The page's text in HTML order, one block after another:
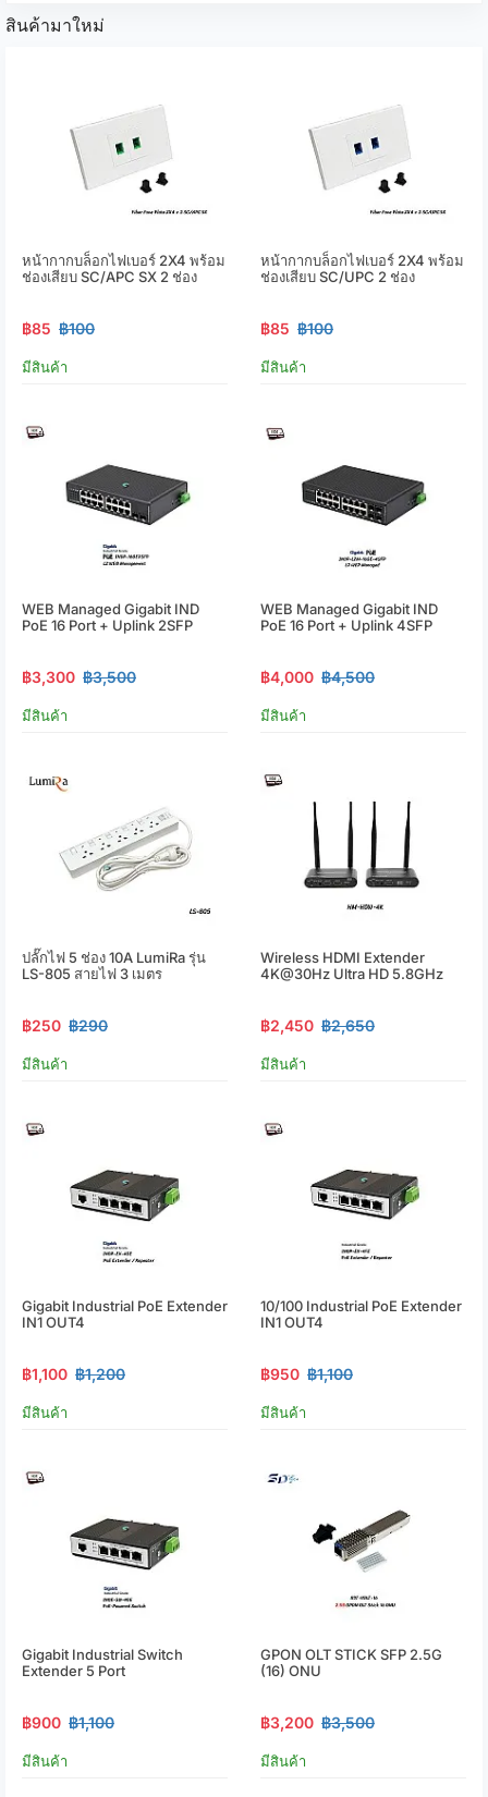
สินค้ามาใหม่
หน้ากากบล็อกไฟเบอร์ 2X4 พร้อม
ช่องเสียบ SC/APC SX 2 ช่อง
฿85 ฿100
มีสินค้า
หน้ากากบล็อกไฟเบอร์ 2X4 พร้อม
ช่องเสียบ SC/UPC 2 ช่อง
฿85 ฿100
มีสินค้า
WEB Managed Gigabit IND
PoE 16 Port + Uplink 2SFP
฿3,300 ฿3,500
มีสินค้า
WEB Managed Gigabit IND
PoE 16 Port + Uplink 4SFP
฿4,000 ฿4,500
มีสินค้า
ปลั๊กไฟ 5 ช่อง 10A LumiRa รุ่น
LS-805 สายไฟ 3 เมตร
฿250 ฿290
มีสินค้า
Wireless HDMI Extender
4K@30Hz Ultra HD 5.8GHz
฿2,450 ฿2,650
มีสินค้า
Gigabit Industrial PoE Extender
IN1 OUT4
฿1,100 ฿1,200
มีสินค้า
10/100 Industrial PoE Extender
IN1 OUT4
฿950 ฿1,100
มีสินค้า
Gigabit Industrial Switch
Extender 5 Port
฿900 ฿1,100
มีสินค้า
GPON OLT STICK SFP 2.5G
(16) ONU
฿3,200 ฿3,500
มีสินค้า